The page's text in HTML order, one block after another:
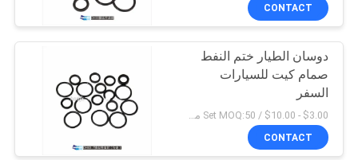
مراقبة
الجودة
اتصلالقواطع الجانبية دلو
حفارة
158
CONTACT
دوسان الطيار ختم النفط
صمام كيت للسيارات
السفر
CONTACT